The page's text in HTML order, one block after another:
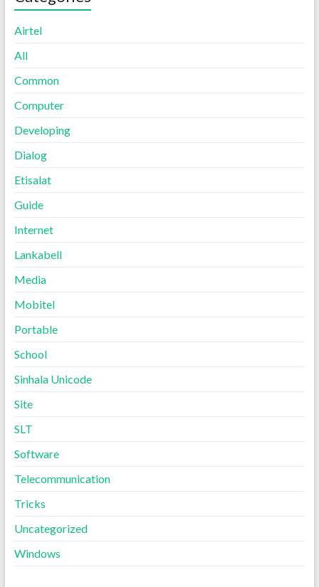
Airtel
All
Common
Computer
Developing
Dialog
Etisalat
Guide
Internet
Lankabell
Media
Mobitel
Portable
School
Sinhala Unicode
Site
SLT
Software
Telecommunication
Tricks
Uncategorized
Windows